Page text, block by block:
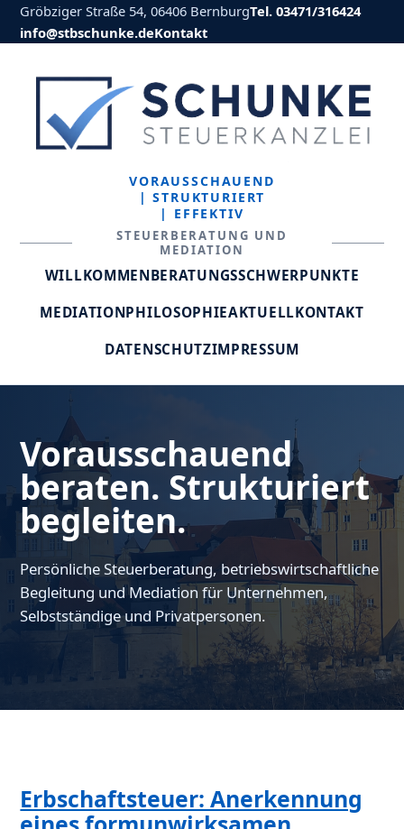
Gröbziger Straße 54, 06406 BernburgTel. 03471/316424
info@stbschunke.deKontakt
VORAUSSCHAUEND
| STRUKTURIERT
| EFFEKTIV
STEUERBERATUNG UND
MEDIATION
WILLKOMMENBERATUNGSSCHWERPUNKTE
MEDIATIONPHILOSOPHIEAKTUELLKONTAKT
DATENSCHUTZIMPRESSUM
Vorausschauend
beraten. Strukturiert
begleiten.
Persönliche Steuerberatung, betriebswirtschaftliche
Begleitung und Mediation für Unternehmen,
Selbstständige und Privatpersonen.
Erbschaftsteuer: Anerkennung